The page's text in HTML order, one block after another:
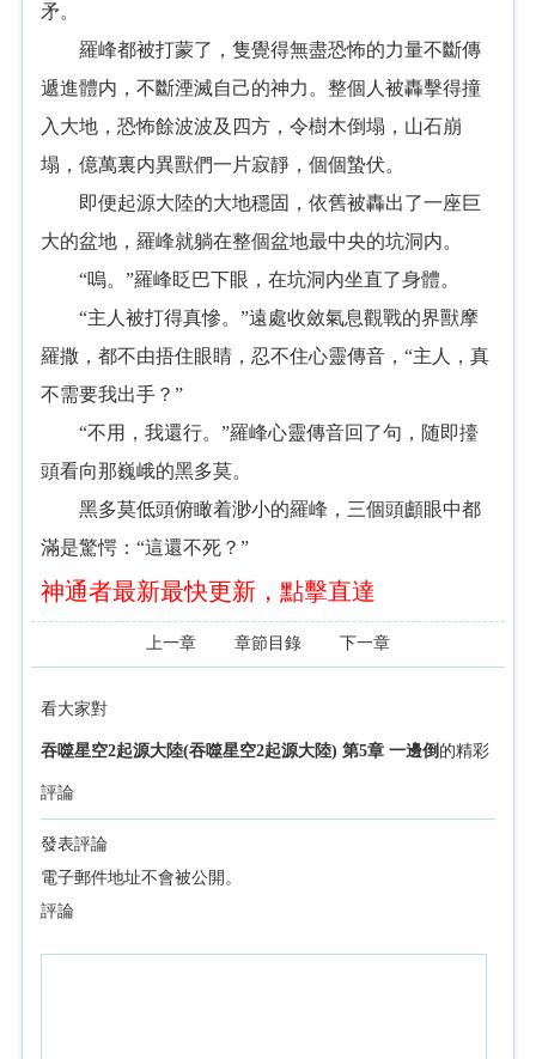
矛。
羅峰都被打蒙了，隻覺得無盡恐怖的力量不斷傳
遞進體内，不斷湮滅自己的神力。整個人被轟擊得撞
入大地，恐怖餘波波及四方，令樹木倒塌，山石崩
塌，億萬裏内異獸們一片寂靜，個個蟄伏。
即便起源大陸的大地穩固，依舊被轟出了一座巨
大的盆地，羅峰就躺在整個盆地最中央的坑洞内。
“嗚。”羅峰眨巴下眼，在坑洞内坐直了身體。
“主人被打得真慘。”遠處收斂氣息觀戰的界獸摩
羅撒，都不由捂住眼睛，忍不住心靈傳音，“主人，真
不需要我出手？”
“不用，我還行。”羅峰心靈傳音回了句，随即擡
頭看向那巍峨的黑多莫。
黑多莫低頭俯瞰着渺小的羅峰，三個頭顱眼中都
滿是驚愕：“這還不死？”
神通者最新最快更新，點擊直達
上一章 章節目錄 下一章
看大家對
吞噬星空2起源大陸(吞噬星空2起源大陸) 第5章 一邊倒 的精彩
評論
發表評論
電子郵件地址不會被公開。
評論